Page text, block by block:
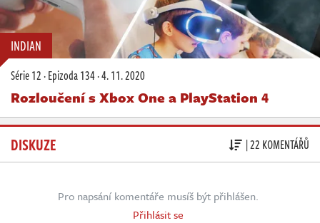
INDIAN
Série 12·Epizoda 134·4. 11. 2020
Rozloučení s Xbox One a PlayStation 4
DISKUZE | 22 KOMENTÁŘŮ
Pro napsání komentáře musíš být přihlášen.
Přihlásit se